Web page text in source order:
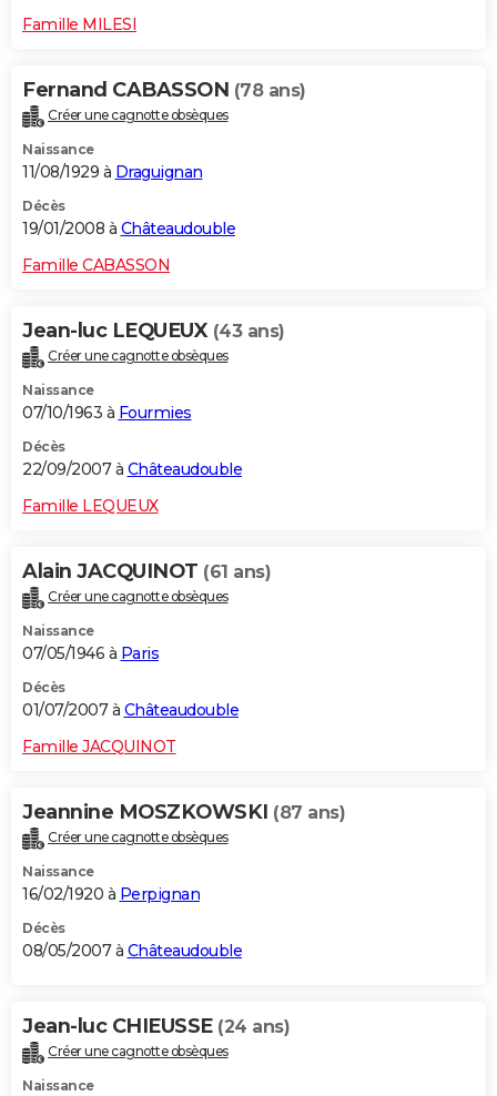
Famille MILESI
Fernand CABASSON (78 ans)
Créer une cagnotte obsèques
Naissance
11/08/1929 à Draguignan
Décès
19/01/2008 à Châteaudouble
Famille CABASSON
Jean-luc LEQUEUX (43 ans)
Créer une cagnotte obsèques
Naissance
07/10/1963 à Fourmies
Décès
22/09/2007 à Châteaudouble
Famille LEQUEUX
Alain JACQUINOT (61 ans)
Créer une cagnotte obsèques
Naissance
07/05/1946 à Paris
Décès
01/07/2007 à Châteaudouble
Famille JACQUINOT
Jeannine MOSZKOWSKI (87 ans)
Créer une cagnotte obsèques
Naissance
16/02/1920 à Perpignan
Décès
08/05/2007 à Châteaudouble
Jean-luc CHIEUSSE (24 ans)
Créer une cagnotte obsèques
Naissance